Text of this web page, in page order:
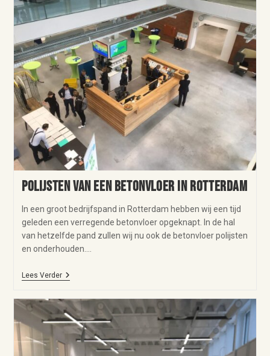
Polijsten van een betonvloer in Rotterdam
In een groot bedrijfspand in Rotterdam hebben wij een tijd
geleden een verregende betonvloer opgeknapt. In de hal
van hetzelfde pand zullen wij nu ook de betonvloer polijsten
en onderhouden.…
Lees Verder